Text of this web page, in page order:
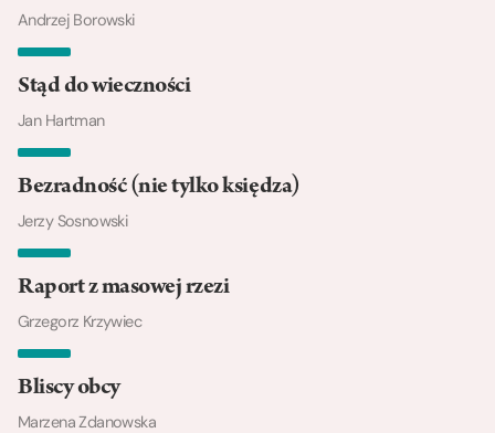
Andrzej Borowski
Stąd do wieczności
Jan Hartman
Bezradność (nie tylko księdza)
Jerzy Sosnowski
Raport z masowej rzezi
Grzegorz Krzywiec
Bliscy obcy
Marzena Zdanowska